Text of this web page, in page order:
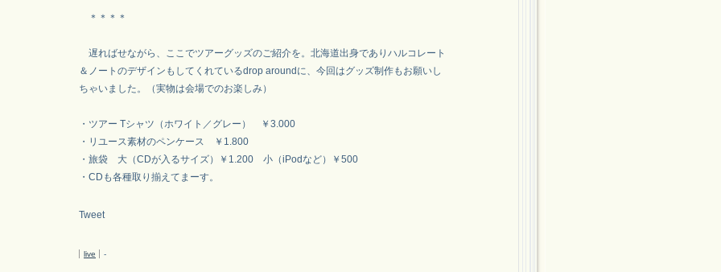
＊＊＊＊
遅ればせながら、ここでツアーグッズのご紹介を。北海道出身でありハルコレート
＆ノートのデザインもしてくれているdrop aroundに、今回はグッズ制作もお願いし
ちゃいました。（実物は会場でのお楽しみ）
・ツアー Tシャツ（ホワイト／グレー） ￥3.000
・リユース素材のペンケース ￥1.800
・旅袋 大（CDが入るサイズ）￥1.200 小（iPodなど）￥500
・CDも各種取り揃えてまーす。
Tweet
live -